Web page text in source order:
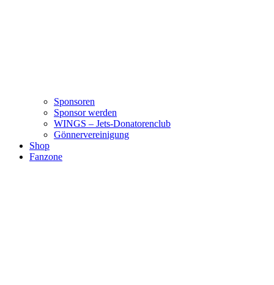
Sponsoren
Sponsor werden
WINGS – Jets-Donatorenclub
Gönnervereinigung
Shop
Fanzone